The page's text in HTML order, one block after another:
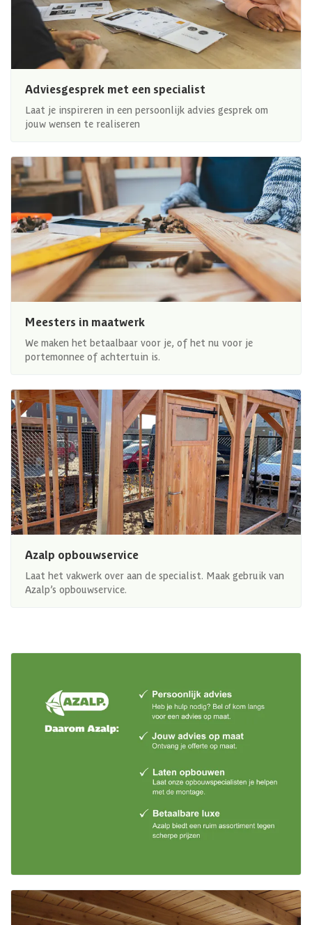
Adviesgesprek met een specialist
Laat je inspireren in een persoonlijk advies gesprek om
jouw wensen te realiseren
Meesters in maatwerk
We maken het betaalbaar voor je, of het nu voor je
portemonnee of achtertuin is.
Azalp opbouwservice
Laat het vakwerk over aan de specialist. Maak gebruik van
Azalp’s opbouwservice.